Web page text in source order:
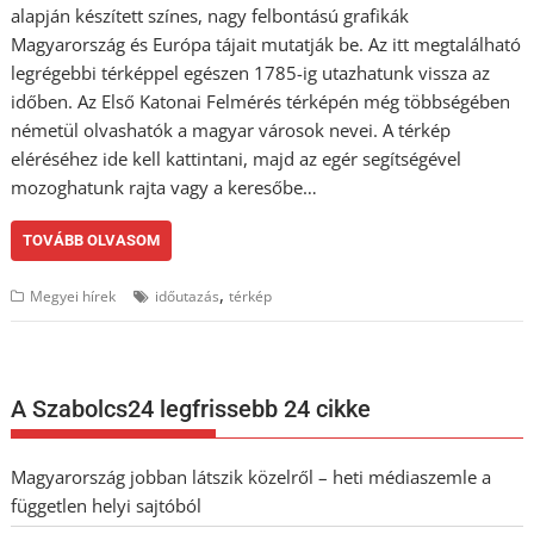
alapján készített színes, nagy felbontású grafikák
Magyarország és Európa tájait mutatják be. Az itt megtalálható
legrégebbi térképpel egészen 1785-ig utazhatunk vissza az
időben. Az Első Katonai Felmérés térképén még többségében
németül olvashatók a magyar városok nevei. A térkép
eléréséhez ide kell kattintani, majd az egér segítségével
mozoghatunk rajta vagy a keresőbe…
TOVÁBB OLVASOM
Megyei hírek időutazás,térkép
A Szabolcs24 legfrissebb 24 cikke
Magyarország jobban látszik közelről – heti médiaszemle a
független helyi sajtóból